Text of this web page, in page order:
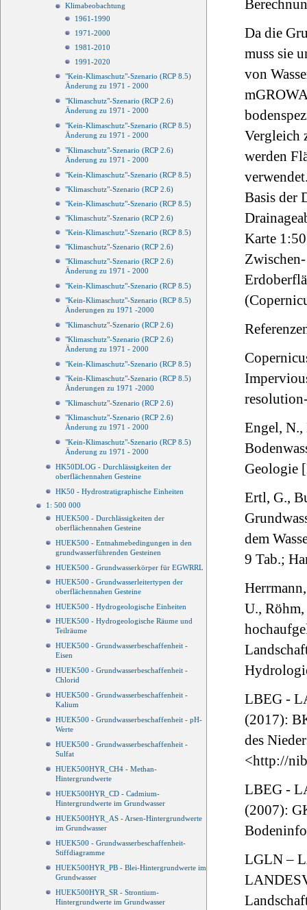
Klimabeobachtung
1961-1990
1971-2000
1981-2010
1991-2020
"Kein-Klimaschutz"-Szenario (RCP 8.5)
Änderung zu 1971 - 2000
"Klimaschutz"-Szenario (RCP 2.6)
Änderung zu 1971 - 2000
"Kein-Klimaschutz"-Szenario (RCP 8.5)
Änderung zu 1971 - 2000
"Klimaschutz"-Szenario (RCP 2.6)
Änderung zu 1971 - 2000
"Kein-Klimaschutz"-Szenario (RCP 8.5)
"Klimaschutz"-Szenario (RCP 2.6)
"Kein-Klimaschutz"-Szenario (RCP 8.5)
"Klimaschutz"-Szenario (RCP 2.6)
"Kein-Klimaschutz"-Szenario (RCP 8.5)
"Klimaschutz"-Szenario (RCP 2.6)
"Klimaschutz"-Szenario (RCP 2.6)
Änderung zu 1971 - 2000
"Kein-Klimaschutz"-Szenario (RCP 8.5)
"Kein-Klimaschutz"-Szenario (RCP 8.5)
Änderungen zu 1971 -2000
"Klimaschutz"-Szenario (RCP 2.6)
"Klimaschutz"-Szenario (RCP 2.6)
Änderung zu 1971 - 2000
"Kein-Klimaschutz"-Szenario (RCP 8.5)
"Kein-Klimaschutz"-Szenario (RCP 8.5)
Änderungen zu 1971 -2000
"Klimaschutz"-Szenario (RCP 2.6)
"Klimaschutz"-Szenario (RCP 2.6)
Änderung zu 1971 - 2000
"Kein-Klimaschutz"-Szenario (RCP 8.5)
Änderung zu 1971 - 2000
HK50DLOG - Durchlässigkeiten der
oberflächennahen Gesteine
HK50 - Hydrostratigraphische Einheiten
1: 500 000
HUEK500 - Durchlässigkeiten der
oberflächennahen Gesteine
HUEK500 - Entnahmebedingungen in den
grundwasserführenden Gesteinen
HUEK500 - Grundwasserkörper für EGWRRL
HUEK500 - Grundwasserleitertypen der
oberflächennahen Gesteine
HUEK500 - Hydrogeologische Einheiten
HUEK500 - Hydrogeologische Räume und
Teilräume
HUEK500 - Grundwasserbeschaffenheit -
Eisen
HUEK500 - Grundwasserbeschaffenheit -
Chlorid
HUEK500 - Grundwasserbeschaffenheit -
Kalium
HUEK500 - Grundwasserbeschaffenheit - pH-
Werte
HUEK500 - Grundwasserbeschaffenheit -
Sulfat
HUEK500HYR_CH4 - Methan-
Hintergrundwerte
HUEK500HYR_CD - Cadmium-
Hintergrundwerte im Grundwasser
HUEK500HYR_AS - Arsen-Hintergrundwerte
im Grundwasser
HUEK500 - Grundwasserbeschaffenheit-
Stiffdiagramme
HUEK500HYR_PB - Blei-Hintergrundwerte im
Grundwasser
HUEK500HYR_SR - Strontium-
Hintergrundwerte im Grundwasser
Da die
muss sie
von
Vergleich
werden
Basis der
Karte
Engel,
Geologie
Ertl, G.,
dem
9 Tab.;
U.,
LBEG -
(2017):
des
<http://
LBEG -
(2007):
LGLN –